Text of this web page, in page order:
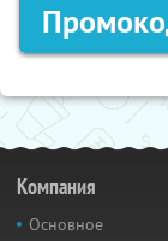
Компания
Основное